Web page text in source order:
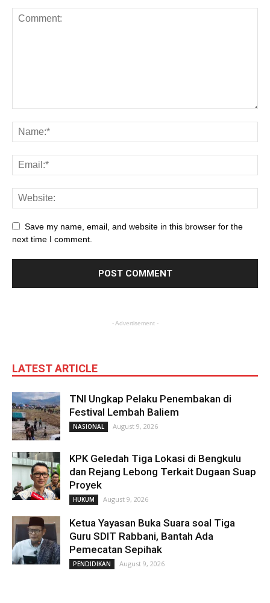
Save my name, email, and website in this browser for the
next time I comment.
- Advertisement -
LATEST ARTICLE
TNI Ungkap Pelaku Penembakan di
Festival Lembah Baliem
NASIONAL August 9, 2026
KPK Geledah Tiga Lokasi di Bengkulu
dan Rejang Lebong Terkait Dugaan Suap
Proyek
HUKUM August 9, 2026
Ketua Yayasan Buka Suara soal Tiga
Guru SDIT Rabbani, Bantah Ada
Pemecatan Sepihak
PENDIDIKAN August 9, 2026